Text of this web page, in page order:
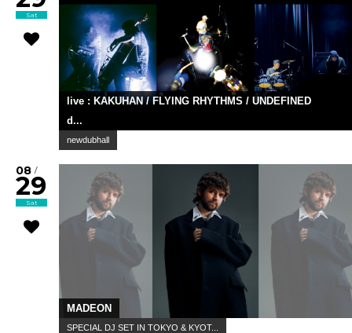
Sat
live : KAKUHAN / FLYING RHYTHMS / UNDEFINED
d...
newdubhall
08 /
29
Sat
MADEON
SPECIAL DJ SET IN TOKYO & KYOT...